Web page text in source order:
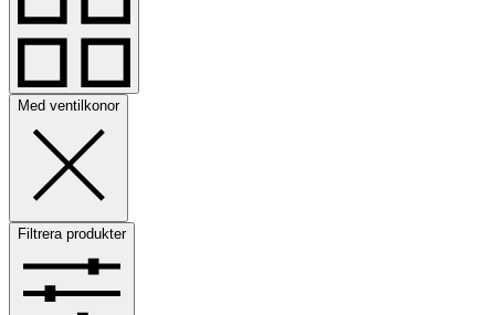
Med ventilkonor
Filtrera produkter